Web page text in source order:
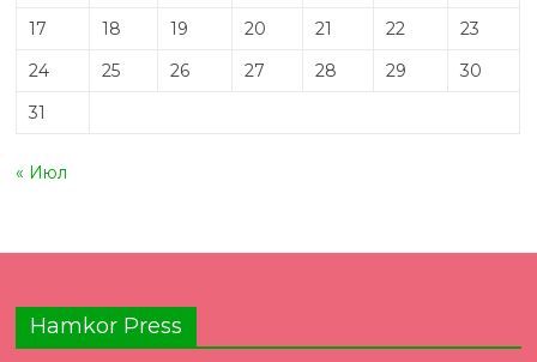
17
18 19 20 21 22
23
24
25 26 27 28 29
30
31
« Июл
Hamkor Press